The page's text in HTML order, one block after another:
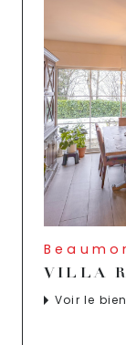
VILLA
Voir le bien